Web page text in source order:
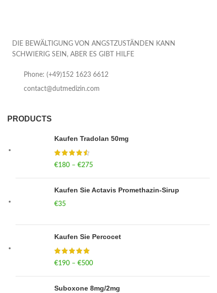
DIE BEWÄLTIGUNG VON ANGSTZUSTÄNDEN KANN
SCHWIERIG SEIN, ABER ES GIBT HILFE
Phone: (+49)152 1623 6612
contact@dutmedizin.com
PRODUCTS
Kaufen Tradolan 50mg
€180 – €275
Kaufen Sie Actavis Promethazin-Sirup
€35
Kaufen Sie Percocet
€190 – €500
Suboxone 8mg/2mg